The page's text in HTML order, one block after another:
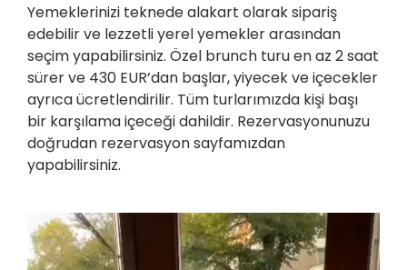
Yemeklerinizi teknede alakart olarak sipariş
edebilir ve lezzetli yerel yemekler arasından
seçim yapabilirsiniz. Özel brunch turu en az 2 saat
sürer ve 430 EUR’dan başlar, yiyecek ve içecekler
ayrıca ücretlendirilir. Tüm turlarımızda kişi başı
bir karşılama içeceği dahildir. Rezervasyonunuzu
doğrudan rezervasyon sayfamızdan
yapabilirsiniz.